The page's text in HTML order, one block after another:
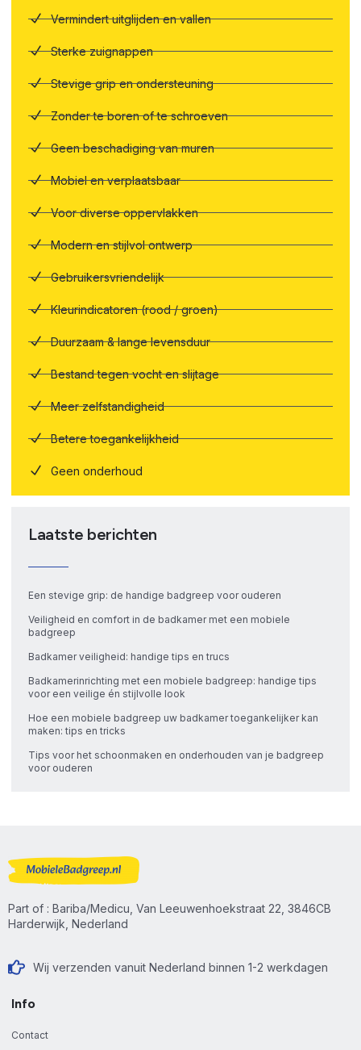
Vermindert uitglijden en vallen
Sterke zuignappen
Stevige grip en ondersteuning
Zonder te boren of te schroeven
Geen beschadiging van muren
Mobiel en verplaatsbaar
Voor diverse oppervlakken
Modern en stijlvol ontwerp
Gebruikersvriendelijk
Kleurindicatoren (rood / groen)
Duurzaam & lange levensduur
Bestand tegen vocht en slijtage
Meer zelfstandigheid
Betere toegankelijkheid
Geen onderhoud
Laatste berichten
Een stevige grip: de handige badgreep voor ouderen
Veiligheid en comfort in de badkamer met een mobiele
badgreep
Badkamer veiligheid: handige tips en trucs
Badkamerinrichting met een mobiele badgreep: handige tips
voor een veilige én stijlvolle look
Hoe een mobiele badgreep uw badkamer toegankelijker kan
maken: tips en tricks
Tips voor het schoonmaken en onderhouden van je badgreep
voor ouderen
Part of : Bariba/Medicu, Van Leeuwenhoekstraat 22, 3846CB
Harderwijk, Nederland
Wij verzenden vanuit Nederland binnen 1-2 werkdagen
Info
Contact